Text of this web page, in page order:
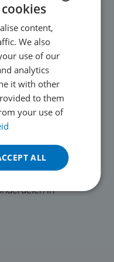
veroorzaken tussen
Ontbramen
en verbetert de
en
waarde, wat
in
DUTCH
ENGLISH
FRENCH
GERMAN
SPANISH
content,
We also
use of our
analytics
it with other
to them
your use of
ALL